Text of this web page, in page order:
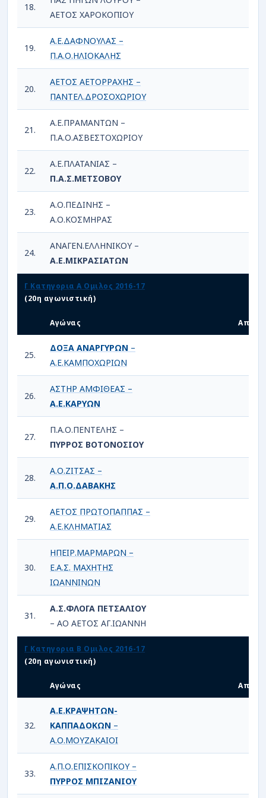
18.
ΑΕΤΟΣ ΧΑΡΟΚΟΠΙΟΥ
19.
Α.Ε.ΔΑΦΝΟΥΛΑΣ –
Π.Α.Ο.ΗΛΙΟΚΑΛΗΣ
20.
ΑΕΤΟΣ ΑΕΤΟΡΡΑΧΗΣ –
ΠΑΝΤΕΛ.ΔΡΟΣΟΧΩΡΙΟΥ
21.
Α.Ε.ΠΡΑΜΑΝΤΩΝ –
Π.Α.Ο.ΑΣΒΕΣΤΟΧΩΡΙΟΥ
22.
Α.Ε.ΠΛΑΤΑΝΙΑΣ –
Π.Α.Σ.ΜΕΤΣΟΒΟΥ
23.
Α.Ο.ΠΕΔΙΝΗΣ –
Α.Ο.ΚΟΣΜΗΡΑΣ
24.
ΑΝΑΓΕΝ.ΕΛΛΗΝΙΚΟΥ –
Α.Ε.ΜΙΚΡΑΣΙΑΤΩΝ
Γ Κατηγορια Α Ομιλος 2016-17
(20η αγωνιστική)
Αγώνας
25.
ΔΟΞΑ ΑΝΑΡΓΥΡΩΝ –
Α.Ε.ΚΑΜΠΟΧΩΡΙΩΝ
26.
ΑΣΤΗΡ ΑΜΦΙΘΕΑΣ –
Α.Ε.ΚΑΡΥΩΝ
27.
Π.Α.Ο.ΠΕΝΤΕΛΗΣ –
ΠΥΡΡΟΣ ΒΟΤΟΝΟΣΙΟΥ
28.
Α.Ο.ΖΙΤΣΑΣ –
Α.Π.Ο.ΔΑΒΑΚΗΣ
29.
ΑΕΤΟΣ ΠΡΩΤΟΠΑΠΠΑΣ –
Α.Ε.ΚΛΗΜΑΤΙΑΣ
30.
ΗΠΕΙΡ.ΜΑΡΜΑΡΩΝ –
Ε.Α.Σ. ΜΑΧΗΤΗΣ
ΙΩΑΝΝΙΝΩΝ
31.
Α.Σ.ΦΛΟΓΑ ΠΕΤΣΑΛΙΟΥ
– ΑΟ ΑΕΤΟΣ ΑΓ.ΙΩΑΝΝΗ
Γ Κατηγορια Β Ομιλος 2016-17
(20η αγωνιστική)
Αγώνας
32.
Α.Ε.ΚΡΑΨΗΤΩΝ-
ΚΑΠΠΑΔΟΚΩΝ –
Α.Ο.ΜΟΥΖΑΚΑΙΟΙ
33.
Α.Π.Ο.ΕΠΙΣΚΟΠΙΚΟΥ –
ΠΥΡΡΟΣ ΜΠΙΖΑΝΙΟΥ